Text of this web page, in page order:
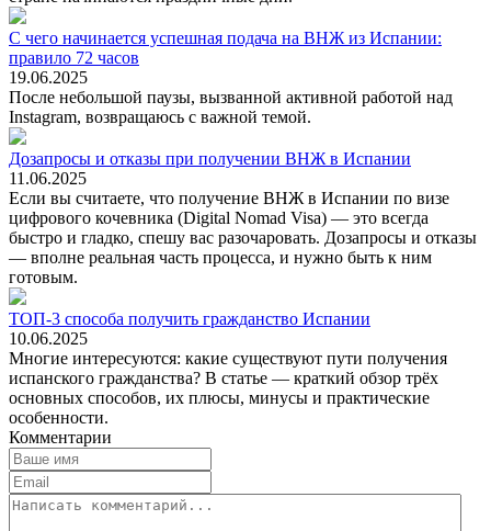
С чего начинается успешная подача на ВНЖ из Испании:
правило 72 часов
19.06.2025
После небольшой паузы, вызванной активной работой над
Instagram, возвращаюсь с важной темой.
Дозапросы и отказы при получении ВНЖ в Испании
11.06.2025
Если вы считаете, что получение ВНЖ в Испании по визе
цифрового кочевника (Digital Nomad Visa) — это всегда
быстро и гладко, спешу вас разочаровать. Дозапросы и отказы
— вполне реальная часть процесса, и нужно быть к ним
готовым.
ТОП-3 способа получить гражданство Испании
10.06.2025
Многие интересуются: какие существуют пути получения
испанского гражданства? В статье — краткий обзор трёх
основных способов, их плюсы, минусы и практические
особенности.
Комментарии